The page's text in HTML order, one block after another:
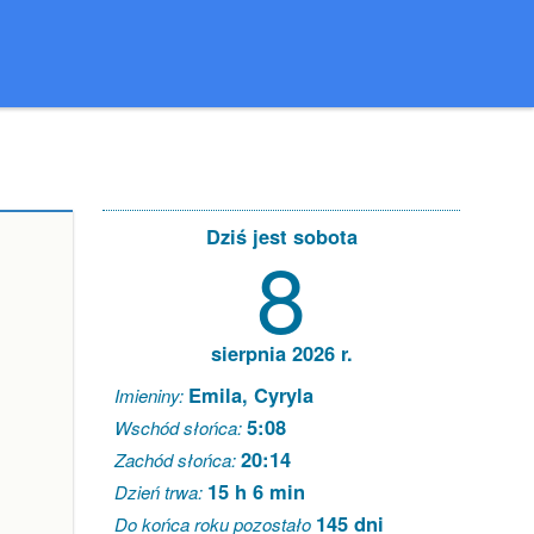
Dziś jest sobota
8
sierpnia 2026 r.
Imieniny: Emila, Cyryla
Wschód słońca:5:08
Zachód słońca:20:14
Dzień trwa: 15 h 6 min
Do końca roku pozostało 145 dni